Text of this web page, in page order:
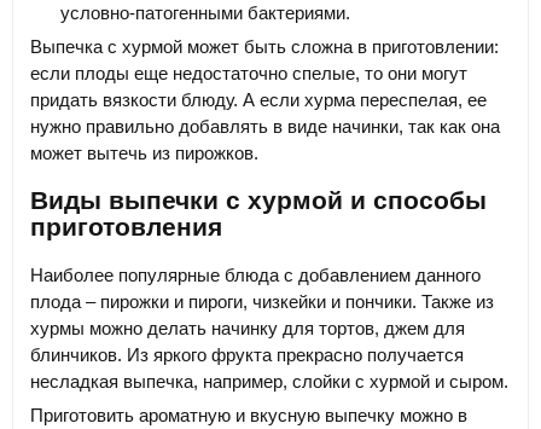
условно-патогенными бактериями.
Выпечка с хурмой может быть сложна в приготовлении:
если плоды еще недостаточно спелые, то они могут
придать вязкости блюду. А если хурма переспелая, ее
нужно правильно добавлять в виде начинки, так как она
может вытечь из пирожков.
Виды выпечки с хурмой и способы
приготовления
Наиболее популярные блюда с добавлением данного
плода – пирожки и пироги, чизкейки и пончики. Также из
хурмы можно делать начинку для тортов, джем для
блинчиков. Из яркого фрукта прекрасно получается
несладкая выпечка, например, слойки с хурмой и сыром.
Приготовить ароматную и вкусную выпечку можно в